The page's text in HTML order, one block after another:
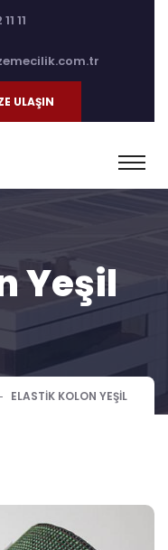
11
ULAŞIN
Yeşil
ELASTIK KOLON YEŞIL